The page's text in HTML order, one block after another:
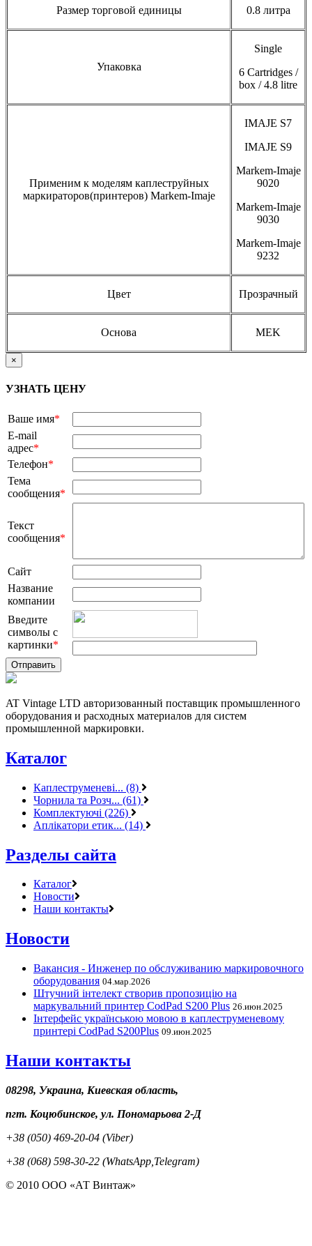
Размер торговой единицы 0.8 литра
Упаковка
Single
6 Cartridges /
box / 4.8 litre
Применим к моделям каплеструйных
маркираторов(принтеров) Markem-Imaje
IMAJE S7
IMAJE S9
Markem-Imaje
9020
Markem-Imaje
9030
Markem-Imaje
9232
Цвет Прозрачный
Основа MEK
×
УЗНАТЬ ЦЕНУ
Ваше имя*
E-mail
адрес*
Телефон*
Тема
сообщения*
Текст
сообщения*
Сайт
Название
компании
Введите
символы с
картинки*
AT Vintage LTD авторизованный поставщик промышленного
оборудования и расходных материалов для систем
промышленной маркировки.
Каталог
Каплеструменеві... (8)
Чорнила та Розч... (61)
Комплектуючі (226)
Аплікатори етик... (14)
Разделы сайта
Каталог
Новости
Наши контакты
Новости
Вакансия - Инженер по обслуживанию маркировочного
оборудования 04.мар.2026
Штучний інтелект створив пропозицію на
маркувальний принтер CodPad S200 Plus 26.июн.2025
Інтерфейс українською мовою в каплеструменевому
принтері CodPad S200Plus 09.июн.2025
Наши контакты
08298, Украина, Киевская область,
пгт. Коцюбинское, ул. Пономарьова 2-Д
+38 (050) 469-20-04 (Viber)
+38 (068) 598-30-22 (WhatsApp,Telegram)
© 2010 ООО «АТ Винтаж»